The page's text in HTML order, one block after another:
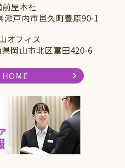
前屋本社
瀬戸内市邑久町豊原90-1
オフィス
岡山市北区富田420-6
HOME